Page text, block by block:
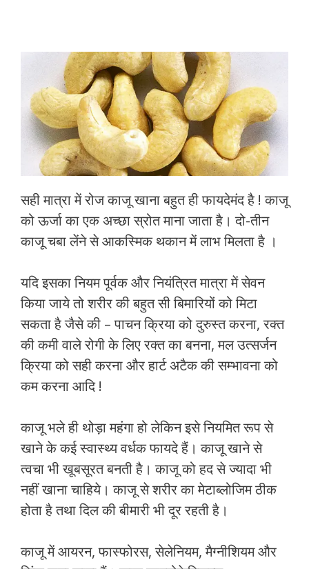
सही मात्रा में रोज काजू खाना बहुत ही फायदेमंद है ! काजू
को ऊर्जा का एक अच्छा स्रोत माना जाता है। दो-तीन
काजू चबा लेंने से आकस्मिक थकान में लाभ मिलता है ।
यदि इसका नियम पूर्वक और नियंत्रित मात्रा में सेवन
किया जाये तो शरीर की बहुत सी बिमारियों को मिटा
सकता है जैसे की – पाचन क्रिया को दुरुस्त करना, रक्त
की कमी वाले रोगी के लिए रक्त का बनना, मल उत्सर्जन
क्रिया को सही करना और हार्ट अटैक की सम्भावना को
कम करना आदि !
काजू भले ही थोड़ा महंगा हो लेकिन इसे नियमित रूप से
खाने के कई स्‍वास्‍थ्‍य वर्धक फायदे हैं। काजू खाने से
त्‍वचा भी खूबसूरत बनती है। काजू को हद से ज्‍यादा भी
नहीं खाना चाहिये। काजू से शरीर का मेटाब्लोजिम ठीक
होता है तथा दिल की बीमारी भी दूर रहती है।
काजू में आयरन, फास्फोरस, सेलेनियम, मैग्नीशियम और